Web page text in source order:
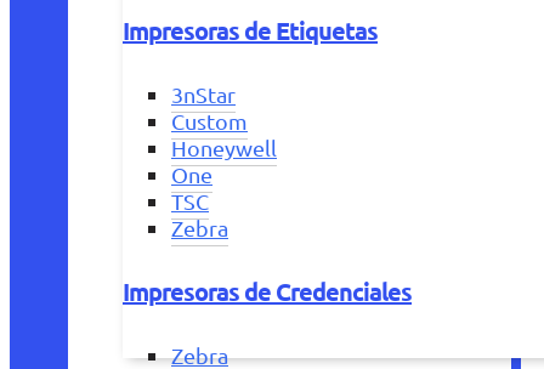
Impresoras de Etiquetas
3nStar
Custom
Honeywell
One
TSC
Zebra
Impresoras de Credenciales
Zebra